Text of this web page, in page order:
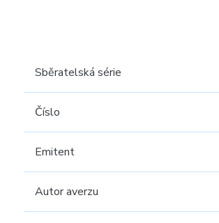
Sběratelská série
Číslo
Emitent
Autor averzu